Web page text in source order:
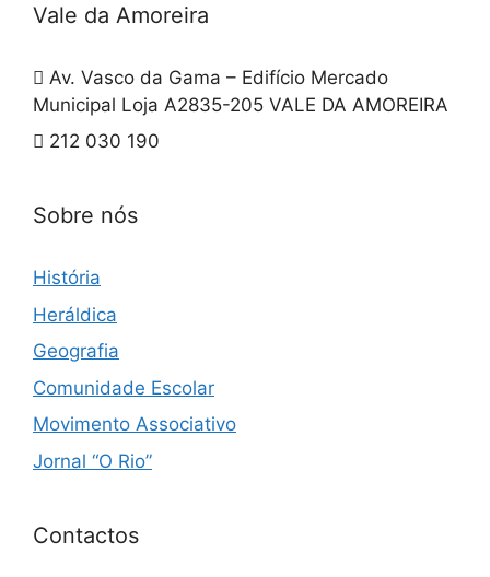
Vale da Amoreira
Av. Vasco da Gama – Edifício Mercado
Municipal Loja A2835-205 VALE DA AMOREIRA
212 030 190
Sobre nós
História
Heráldica
Geografia
Comunidade Escolar
Movimento Associativo
Jornal “O Rio”
Contactos